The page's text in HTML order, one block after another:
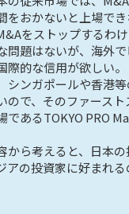
をおかないと上場で
をストップするわけ
問題はないが、海外
際的な信用が欲しい。
シンガポールや香港
ので、そのファース
であるTOKYO PRO
から考えると、日本
アの投資家に好まれる